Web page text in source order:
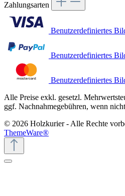
Zahlungsarten
Benutzerdefiniertes
Benutzerdefiniertes
Benutzerdefiniertes
Alle Preise exkl. gesetzl.
ggf. Nachnahmegebühren, wenn
© 2026 Holzkurier - Alle Rechte
ThemeWare®